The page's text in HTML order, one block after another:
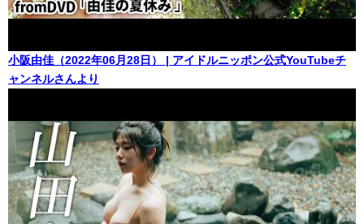
小阪由佳（2022年06月28日） | アイドルニッポン公式YouTubeチ
ャンネルさんより